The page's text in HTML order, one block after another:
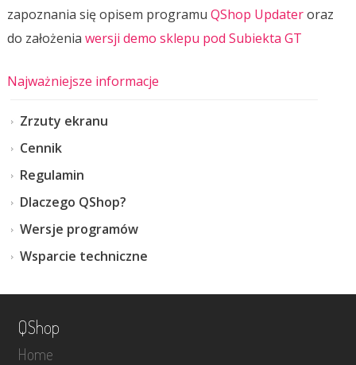
Najważniejsze informacje
Zrzuty ekranu
Cennik
Regulamin
Dlaczego QShop?
Wersje programów
Wsparcie techniczne
zapoznania się opisem programu QShop Updateroraz
do założenia wersji demo sklepu pod Subiekta GT
QShop
Home